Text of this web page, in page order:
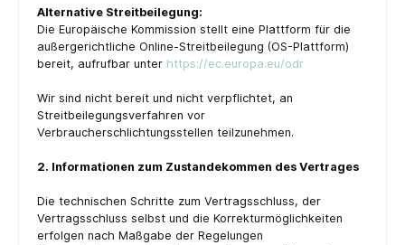
Alternative Streitbeilegung:
Die Europäische Kommission stellt eine Plattform für die
außergerichtliche Online-Streitbeilegung (OS-Plattform)
bereit, aufrufbar unter https://ec.europa.eu/odr
Wir sind nicht bereit und nicht verpflichtet, an
Streitbeilegungsverfahren vor
Verbraucherschlichtungsstellen teilzunehmen.
2. Informationen zum Zustandekommen des Vertrages
Die technischen Schritte zum Vertragsschluss, der
Vertragsschluss selbst und die Korrekturmöglichkeiten
erfolgen nach Maßgabe der Regelungen